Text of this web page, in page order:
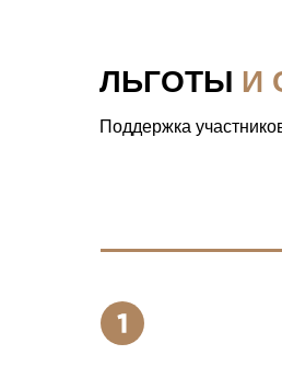
ЛЬГОТЫ И
Поддержка